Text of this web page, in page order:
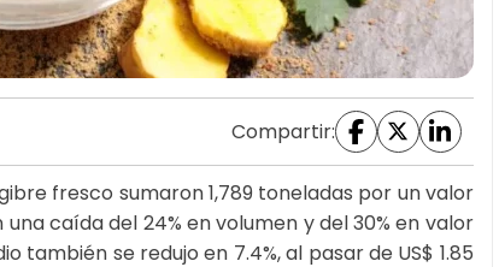
Compartir:
fresco sumaron 1,789 toneladas por un valor
caída del 24% en volumen y del 30% en valor
se redujo en 7.4%, al pasar de US$ 1.85